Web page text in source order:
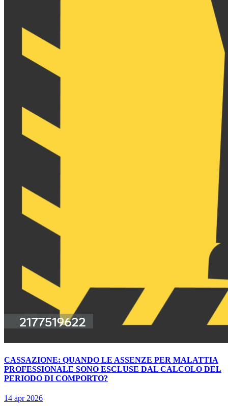
CASSAZIONE: QUANDO LE ASSENZE PER MALATTIA
PROFESSIONALE SONO ESCLUSE DAL CALCOLO DEL
PERIODO DI COMPORTO?
14 apr 2026